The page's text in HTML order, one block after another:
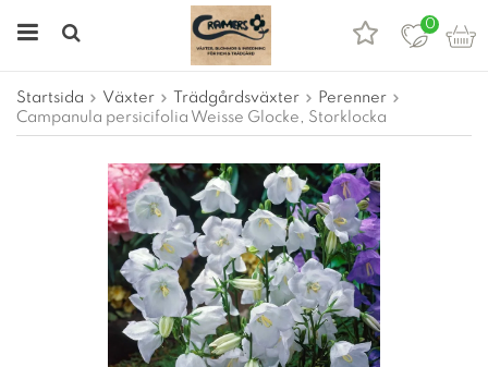
0
Startsida Växter Trädgårdsväxter
Perenner
Campanula persicifolia Weisse Glocke, Storklocka